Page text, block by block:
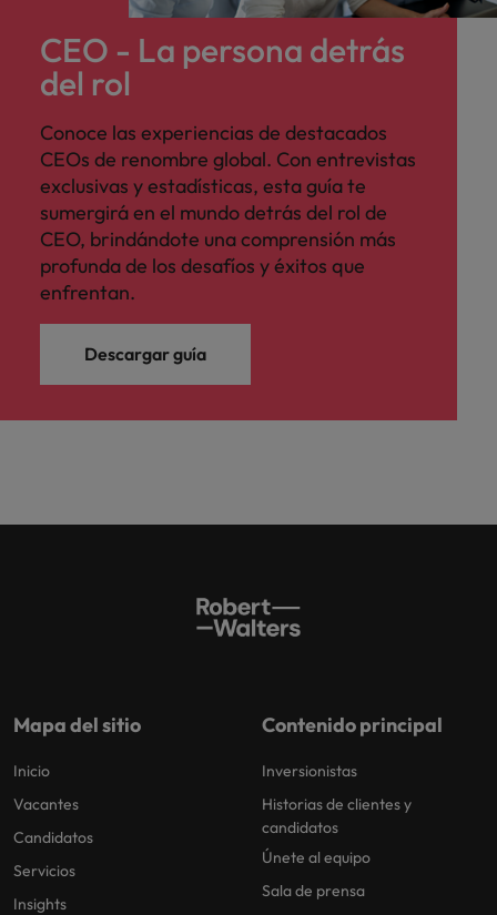
CEO - La persona detrás
del rol
Conoce las experiencias de destacados
CEOs de renombre global. Con entrevistas
exclusivas y estadísticas, esta guía te
sumergirá en el mundo detrás del rol de
CEO, brindándote una comprensión más
profunda de los desafíos y éxitos que
enfrentan.
Descargar guía
Mapa del sitio
Inicio
Vacantes
Candidatos
Servicios
Insights
Contenido principal
Inversionistas
Historias de clientes y
candidatos
Únete al equipo
Sala de prensa